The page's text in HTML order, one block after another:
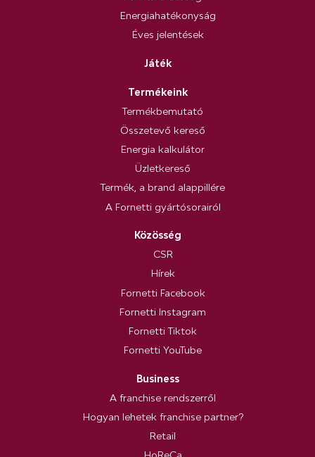
Energiahatékonyság
Éves jelentések
Játék
Termékeink
Termékbemutató
Összetevő kereső
Energia kalkulátor
Üzletkereső
Termék, a brand alappillére
A Fornetti gyártósorairól
Közösség
CSR
Hírek
Fornetti Facebook
Fornetti Instagram
Fornetti Tiktok
Fornetti YouTube
Business
A franchise rendszerről
Hogyan lehetek franchise partner?
Retail